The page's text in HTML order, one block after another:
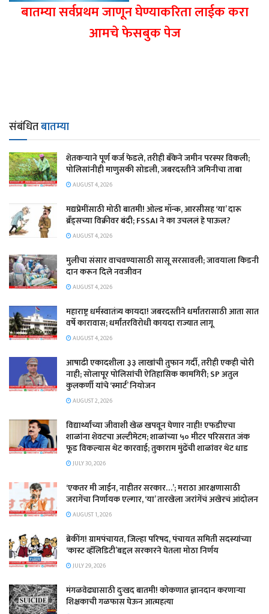
बातम्या सर्वप्रथम जाणून घेण्याकरिता लाईक करा
आमचे फेसबुक पेज
संबंधितबातम्या
शेतकऱ्याने पूर्ण कर्ज फेडले, तरीही बँकेने जमीन परस्पर विकली;
पोलिसांनीही माणुसकी सोडली, जबरदस्तीने जमिनीचा ताबा
AUGUST 4, 2026
मद्यप्रेमींसाठी मोठी बातमी! ओल्ड मॉन्क, आरसीसह ‘या’ दारू
ब्रँड्सच्या विक्रीवर बंदी; FSSAI ने का उचललं हे पाऊल?
AUGUST 4, 2026
मुलीचा संसार वाचवण्यासाठी सासू सरसावली; जावयाला किडनी
दान करून दिले नवजीवन
AUGUST 4, 2026
महाराष्ट्र धर्मस्वातंत्र्य कायदा! जबरदस्तीने धर्मांतरासाठी आता सात
वर्षे कारावास; धर्मांतरविरोधी कायदा राज्यात लागू
AUGUST 4, 2026
आषाढी एकादशीला ३३ लाखांची तुफान गर्दी, तरीही एकही चोरी
नाही; सोलापूर पोलिसांची ऐतिहासिक कामगिरी; SP अतुल
कुलकर्णी यांचे ‘स्मार्ट’ नियोजन
AUGUST 2, 2026
विद्यार्थ्यांच्या जीवाशी खेळ खपवून घेणार नाही! एफडीएचा
शाळांना शेवटचा अल्टीमेटम; शाळांच्या ५० मीटर परिसरात जंक
फूड विकल्यास थेट कारवाई; तुकाराम मुंढेंची शाळांवर थेट धाड
JULY 30, 2026
‘एकतर मी जाईन, नाहीतर सरकार…’; मराठा आरक्षणासाठी
जरागेंचा निर्णायक एल्गार, ‘या’ तारखेला जरांगेंचं अखेरचं आंदोलन
AUGUST 1, 2026
ब्रेकींग! ग्रामपंचायत, जिल्हा परिषद, पंचायत समिती सदस्यांच्या
‘कास्ट व्हॅलिडिटी’बद्दल सरकारने घेतला मोठा निर्णय
JULY 29, 2026
मंगळवेढ्यासाठी दुःखद बातमी! कोकणात ज्ञानदान करणाऱ्या
शिक्षकाची गळफास घेऊन आत्महत्या